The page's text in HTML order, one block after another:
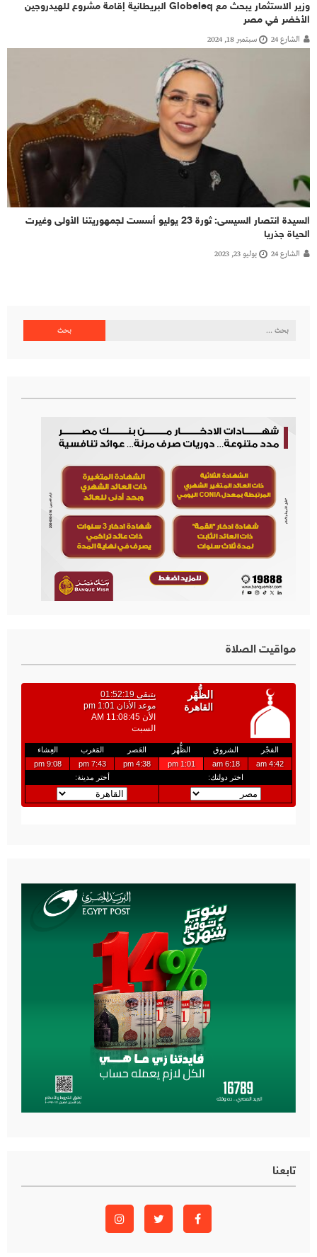
وزير الاستثمار يبحث مع Globeleq البريطانية إقامة مشروع للهيدروجين
الأخضر في مصر
الشارع 24 سبتمبر 18, 2024
السيدة انتصار السيسى: ثورة 23 يوليو أسست لجمهوريتنا الأولى وغيرت
الحياة جذريا
الشارع 24 يوليو 23, 2023
البحث
مواقيت الصلاة
تابعنا